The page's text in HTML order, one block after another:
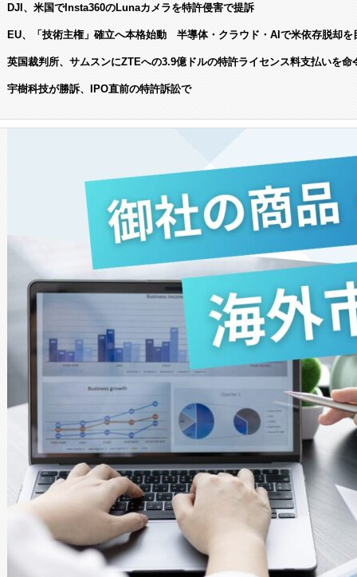
DJI、米国でInsta360のLunaカメラを特許侵害で提訴
EU、「技術主権」確立へ本格始動 半導体・クラウド・AIで米依存脱却を
英国裁判所、サムスンにZTEへの3.9億ドルの特許ライセンス料支払いを命
宇樹科技が勝訴、IPO直前の特許訴訟で